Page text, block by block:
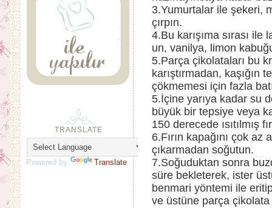
3.Yumurtalar ile şekeri,
çırpın.
4.Bu karışıma sırası
un, vanilya, limon
5.Parça çikolataları bu
karıştırmadan, kaşığın
çökmemesi için fazla
5.İçine yarıya kadar su
büyük bir tepsiye veya
150 derecede ısıtılmış
6.Fırın kapağını çok
çıkarmadan soğutun.
7.Soğuduktan sonra
süre bekleterek, ister
benmari yöntemi ile
ve üstüne parça
TRANSLATE
Powered by Translate